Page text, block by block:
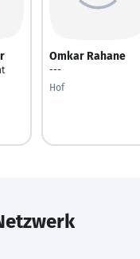
Omkar Rahane
---
Hof